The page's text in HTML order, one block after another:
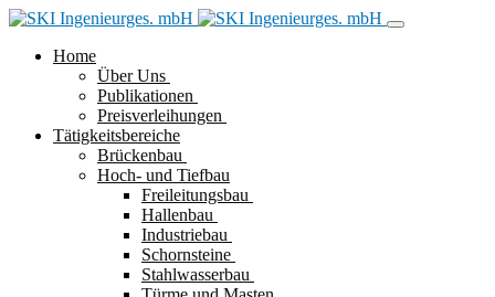
Home
Über Uns
Publikationen
Preisverleihungen
Tätigkeitsbereiche
Brückenbau
Hoch- und Tiefbau
Freileitungsbau
Hallenbau
Industriebau
Schornsteine
Stahlwasserbau